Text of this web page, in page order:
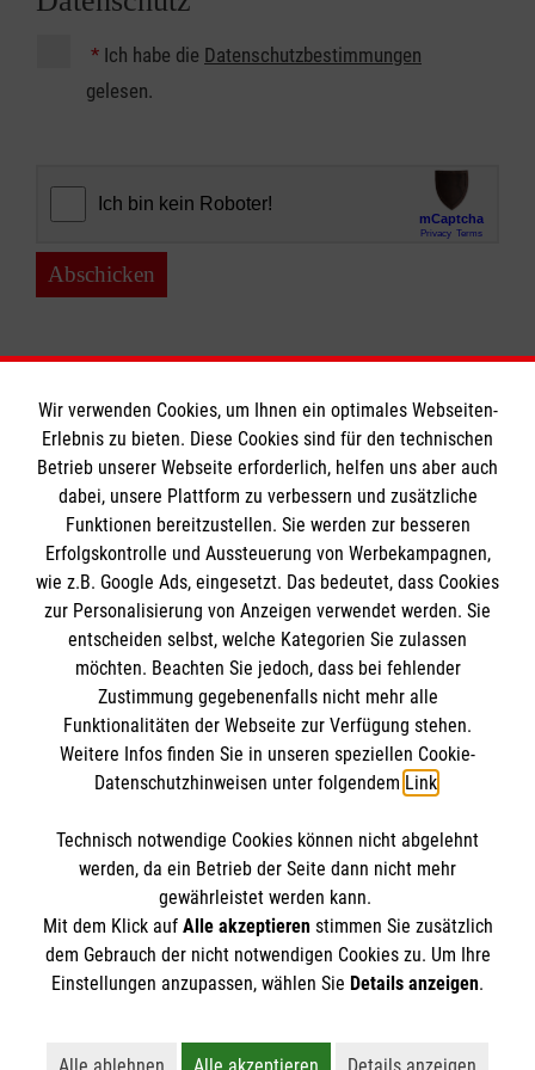
* Ich habe die Datenschutzbestimmungen
gelesen.
Abschicken
Informationen
Impressum
Datenschutz
Kontakt
Barrierefreiheit
Die Malteser
Malteser in Deutschland
Malteserorden
Sharepoint
Spendenkonto
Bank: Pax-Bank für Kirche und Caritas eG
IBAN: DE21 3706 0120 1201 2026 27
BIC: GENODED1PA7
So finden Sie uns
Schützenstraße 10
89407 Dillingen
Email:info.dillingen@malteser.org
Der Malteser Hilfsdienst e.V. ist als eingetragene
Gewerbesteuer befreit.
Wir verwenden Cookies, um Ihnen ein optimales Webseiten-
Erlebnis zu bieten. Diese Cookies sind für den technischen
Betrieb unserer Webseite erforderlich, helfen uns aber auch
dabei, unsere Plattform zu verbessern und zusätzliche
Funktionen bereitzustellen. Sie werden zur besseren
Erfolgskontrolle und Aussteuerung von Werbekampagnen,
wie z.B. Google Ads, eingesetzt. Das bedeutet, dass Cookies
zur Personalisierung von Anzeigen verwendet werden. Sie
entscheiden selbst, welche Kategorien Sie zulassen
möchten. Beachten Sie jedoch, dass bei fehlender
Zustimmung gegebenenfalls nicht mehr alle
Funktionalitäten der Webseite zur Verfügung stehen.
Weitere Infos finden Sie in unseren speziellen Cookie-
Datenschutzhinweisen unter folgendem Link.
Technisch notwendige Cookies können nicht abgelehnt
werden, da ein Betrieb der Seite dann nicht mehr
gewährleistet werden kann.
Mit dem Klick auf Alle akzeptierenstimmen Sie zusätzlich
dem Gebrauch der nicht notwendigen Cookies zu. Um Ihre
Einstellungen anzupassen, wählen Sie Details anzeigen.